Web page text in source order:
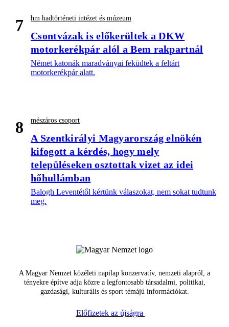
7 hm hadtörténeti intézet és múzeum
Csontvázak is előkerültek a DKW
motorkerékpár alól a Bem rakpartnál
Német katonák maradványai feküdtek a feltárt
motorkerékpár alatt.
8 mészáros csoport
A Szentkirályi Magyarország elnökén
kifogott a kérdés, hogy mely
településeken osztottak vizet az idei
hőhullámban
Balogh Leventétől kértünk válaszokat, nem sokat tudtunk
meg.
A Magyar Nemzet közéleti napilap konzervatív, nemzeti alapról, a
tényekre építve adja közre a legfontosabb társadalmi, politikai,
gazdasági, kulturális és sport témájú információkat.
Előfizetek az újságra